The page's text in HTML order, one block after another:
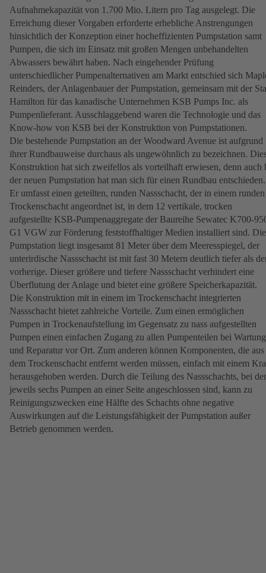
Aufnahmekapazität von 1.700 Mio. Litern pro Tag ausgelegt. Die
Erreichung dieser Vorgaben erforderte erhebliche Anstrengungen
hinsichtlich der Konzeption einer hocheffizienten Pumpstation samt
Pumpen, die sich im Einsatz mit großen Mengen unbehandelten
Abwassers bewährt haben. Nach eingehender Prüfung
unterschiedlicher Pumpenalternativen am Markt entschied sich
Reinders, der Anlagenbauer der Pumpstation, gemeinsam mit der
Hamilton für das kanadische Unternehmen KSB Pumps Inc. als
Pumpenlieferant. Ausschlaggebend waren die Technologie und das
Know-how von KSB bei der Konstruktion von Pumpstationen.
Die bestehende Pumpstation an der Woodward Avenue ist aufgrund
ihrer Rundbauweise durchaus als ungewöhnlich zu bezeichnen.
Konstruktion hat sich zweifellos als vorteilhaft erwiesen, denn auch
der neuen Pumpstation hat man sich für einen Rundbau entschieden.
Er umfasst einen geteilten, runden Nassschacht, der in einem runden
Trockenschacht angeordnet ist, in dem 12 vertikale, trocken
aufgestellte KSB-Pumpenaggregate der Baureihe Sewatec K700-
G1 VGW zur Förderung feststoffhaltiger Medien installiert sind. Die
Pumpstation liegt insgesamt 81 Meter über dem Meeresspiegel, der
unterirdische Nassschacht ist mit fast 30 Metern deutlich tiefer als
vorherige. Dieser größere und tiefere Nassschacht verhindert eine
Überflutung der Anlage und bietet eine größere Speicherkapazität.
Die Konstruktion mit in einem im Trockenschacht integrierten
Nassschacht bietet zahlreiche Vorteile. Zum einen ermöglichen
Pumpen in Trockenaufstellung im Gegensatz zu nass aufgestellten
Pumpen einen einfachen Zugang zu allen Pumpenteilen bei Wartung
und Reparatur vor Ort. Zum anderen können Komponenten, die aus
dem Trockenschacht entfernt werden müssen, einfach mit einem
herausgehoben werden. Durch die Teilung des Nassschachts, bei
jeweils sechs Pumpen an einer Seite angeschlossen sind, kann zu
Reinigungszwecken eine Hälfte des Schachts ohne negative
Auswirkungen auf die Leistungsfähigkeit der Pumpstation außer
Betrieb genommen werden.